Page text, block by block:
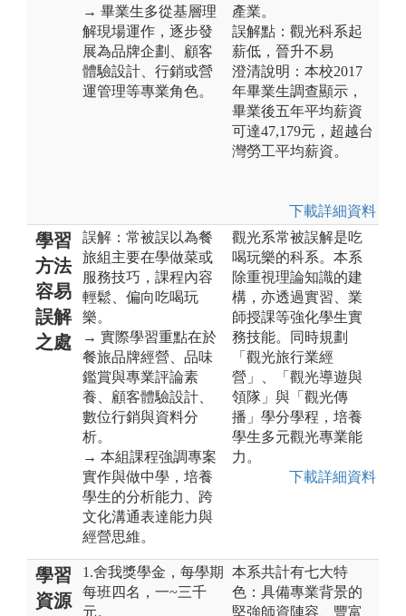
→ 畢業生多從基層理
解現場運作，逐步發
展為品牌企劃、顧客
體驗設計、行銷或營
運管理等專業角色。
產業。
誤解點：觀光科系起
薪低，晉升不易
澄清說明：本校2017
年畢業生調查顯示，
畢業後五年平均薪資
可達47,179元，超越台
灣勞工平均薪資。
下載詳細資料
學習
方法
容易
誤解
之處
誤解：常被誤以為餐
旅組主要在學做菜或
服務技巧，課程內容
輕鬆、偏向吃喝玩
樂。
→ 實際學習重點在於
餐旅品牌經營、品味
鑑賞與專業評論素
養、顧客體驗設計、
數位行銷與資料分
析。
→ 本組課程強調專案
實作與做中學，培養
學生的分析能力、跨
文化溝通表達能力與
經營思維。
觀光系常被誤解是吃
喝玩樂的科系。本系
除重視理論知識的建
構，亦透過實習、業
師授課等強化學生實
務技能。同時規劃
「觀光旅行業經
營」、「觀光導遊與
領隊」與「觀光傳
播」學分學程，培養
學生多元觀光專業能
力。
下載詳細資料
學習
資源
1.舍我獎學金，每學期
每班四名，一~三千
元。
本系共計有七大特
色：具備專業背景的
堅強師資陣容、豐富